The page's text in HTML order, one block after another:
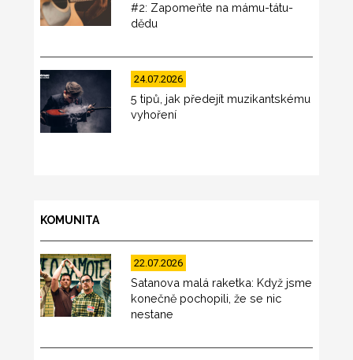
#2: Zapomeňte na mámu-tátu-
dědu
24.07.2026
5 tipů, jak předejít muzikantskému
vyhoření
KOMUNITA
22.07.2026
Satanova malá raketka: Když jsme
konečně pochopili, že se nic
nestane